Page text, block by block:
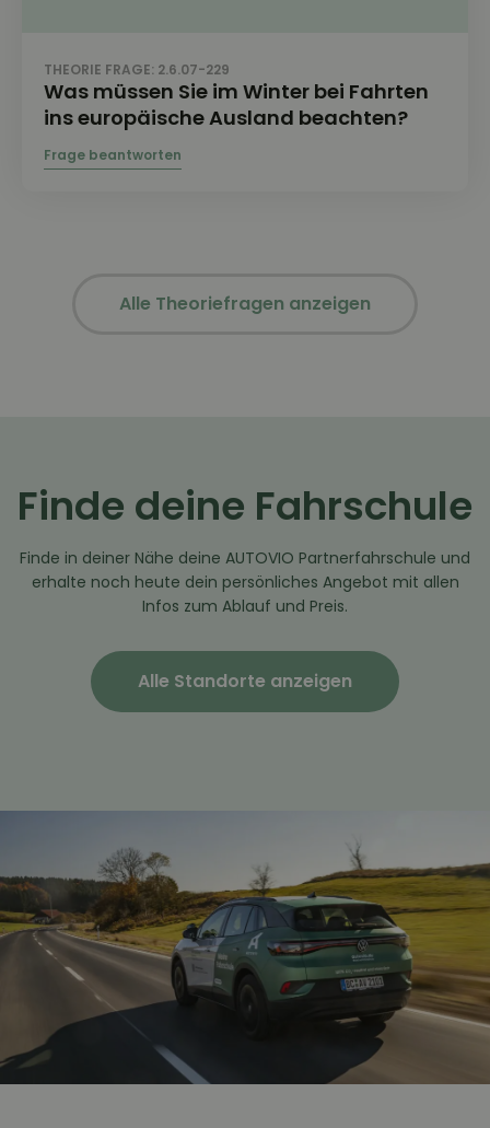
THEORIE FRAGE: 2.6.07-229
Was müssen Sie im Winter bei Fahrten
ins europäische Ausland beachten?
Alle Theoriefragen anzeigen
Finde deine Fahrschule
Finde in deiner Nähe deine AUTOVIO Partnerfahrschule und
erhalte noch heute dein persönliches Angebot mit allen
Infos zum Ablauf und Preis.
Alle Standorte anzeigen